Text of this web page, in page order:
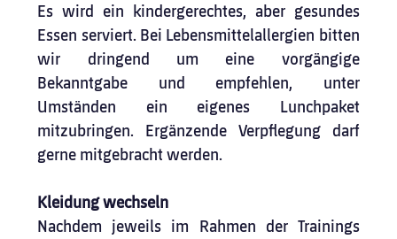
Es wird ein kindergerechtes, aber gesundes
Essen serviert. Bei Lebensmittelallergien bitten
wir dringend um eine vorgängige
Bekanntgabe und empfehlen, unter
Umständen ein eigenes Lunchpaket
mitzubringen. Ergänzende Verpflegung darf
gerne mitgebracht werden.
Kleidung wechseln
Nachdem jeweils im Rahmen der Trainings